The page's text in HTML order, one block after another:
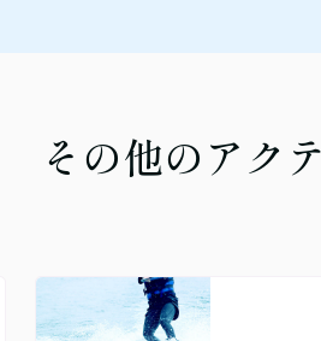
その他のアク